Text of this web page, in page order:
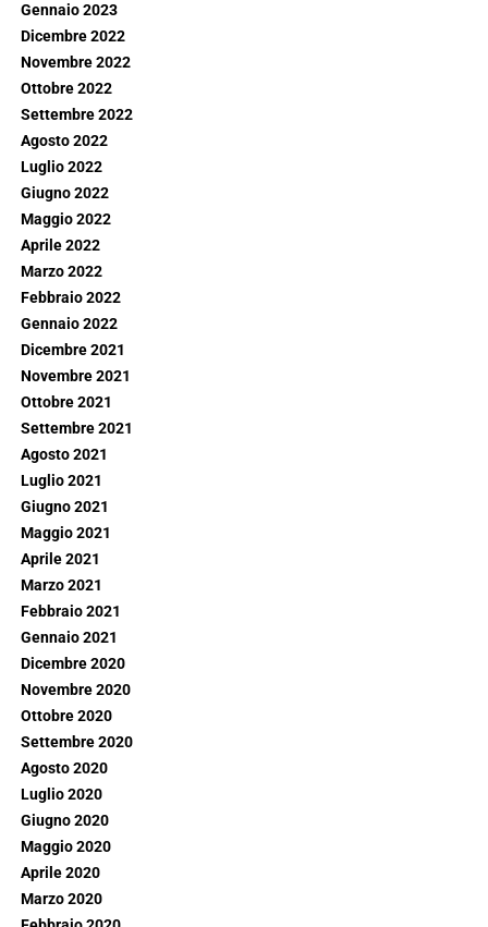
Gennaio 2023
Dicembre 2022
Novembre 2022
Ottobre 2022
Settembre 2022
Agosto 2022
Luglio 2022
Giugno 2022
Maggio 2022
Aprile 2022
Marzo 2022
Febbraio 2022
Gennaio 2022
Dicembre 2021
Novembre 2021
Ottobre 2021
Settembre 2021
Agosto 2021
Luglio 2021
Giugno 2021
Maggio 2021
Aprile 2021
Marzo 2021
Febbraio 2021
Gennaio 2021
Dicembre 2020
Novembre 2020
Ottobre 2020
Settembre 2020
Agosto 2020
Luglio 2020
Giugno 2020
Maggio 2020
Aprile 2020
Marzo 2020